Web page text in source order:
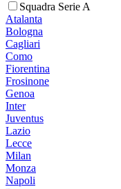
Squadra Serie A
Atalanta
Bologna
Cagliari
Como
Fiorentina
Frosinone
Genoa
Inter
Juventus
Lazio
Lecce
Milan
Monza
Napoli